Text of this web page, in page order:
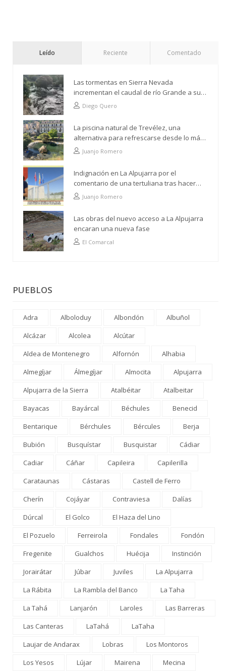
Leído Reciente Comentado
Las tormentas en Sierra Nevada
incrementan el caudal de río Grande a su
paso por Trevélez
Diego Quero
La piscina natural de Trevélez, una
alternativa para refrescarse desde lo más
altoJuanjo Romero
Indignación en La Alpujarra por el
comentario de una tertuliana tras hacer
alusión al analfabetismo con la comarca
Juanjo Romero
Las obras del nuevo acceso a La Alpujarra
encaran una nueva fase
El Comarcal
PUEBLOS
Adra Alboloduy Albondón
Albuñol
Alcázar
Alcolea
Alcútar
Aldea de Montenegro
Alfornón
Alhabia
Almegíjar
Álmegíjar Almocita
Alpujarra
Alpujarra de la Sierra
Atalbéitar
Atalbeitar
Bayacas
Bayárcal Béchules
Benecid
Bentarique
Bérchules Bércules
Berja
Bubión
Busquístar Busquistar
Cádiar
Cadiar
Cáñar Capileira
Capilerilla
Carataunas
Cástaras
Castell de Ferro
Cherín
Cojáyar Contraviesa
Dalías
Dúrcal
El Golco
El Haza del Lino
El Pozuelo
Ferreirola Fondales
Fondón
Fregenite
Gualchos Huécija
Instinción
Jorairátar
Júbar Juviles
La Alpujarra
La Rábita
La Rambla del Banco
La Taha
La Tahá
Lanjarón Laroles
Las Barreras
Las Canteras
LaTahá
LaTaha
Laujar de Andarax
Lobras
Los Montoros
Los Yesos
Lújar Mairena
Mecina